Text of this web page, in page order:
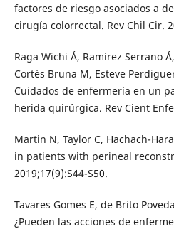
factores de riesgo asociados a
cirugía colorrectal. Rev Chil Cir.
Raga Wichi Á, Ramírez Serrano
Cortés Bruna M, Esteve
Cuidados de enfermería en un
herida quirúrgica. Rev Cient
Martin N, Taylor C, Hachach-
in patients with perineal
2019;17(9):S44-S50.
Tavares Gomes E, de Brito
¿Pueden las acciones de